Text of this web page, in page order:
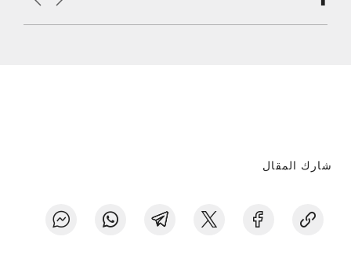
شارك المقال